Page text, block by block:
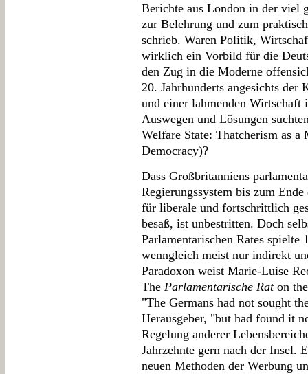
Berichte aus London in der viel
zur Belehrung und zum
schrieb. Waren Politik,
wirklich ein Vorbild für die
den Zug in die Moderne
20. Jahrhunderts angesichts der
und einer lahmenden Wirtschaft
Auswegen und Lösungen
Welfare State: Thatcherism as
Democracy)?
Dass Großbritanniens
Regierungssystem bis zum
für liberale und fortschrittlich
besaß, ist unbestritten. Doch
Parlamentarischen Rates
wenngleich meist nur indirekt
Paradoxon weist Marie-Luise
The Parlamentarische Raton
"The Germans had not sought
Herausgeber, "but had found it
Regelung anderer
Jahrzehnte gern nach der Insel.
neuen Methoden der Werbung